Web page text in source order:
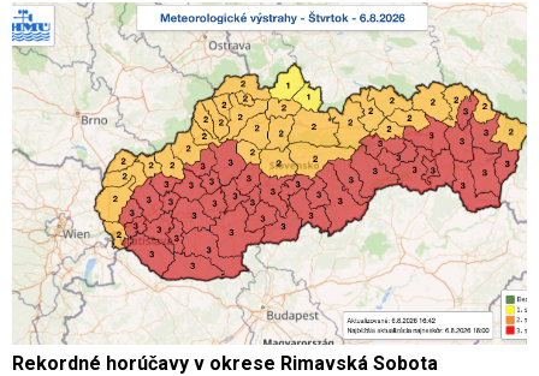
Rekordné horúčavy v okrese Rimavská Sobota